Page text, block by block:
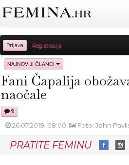
Prijava Registracija
Sreća
Moda Ljubav Relax
NAJNOVIJI ČLANCI
Fani Čapalija
naočale
9
26.07.2019. 08:00 Foto: John
PRATITE FEMINU